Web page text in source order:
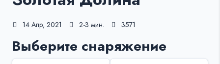
14 Апр, 2021 2-3 мин. 3571
Выберите снаряжение